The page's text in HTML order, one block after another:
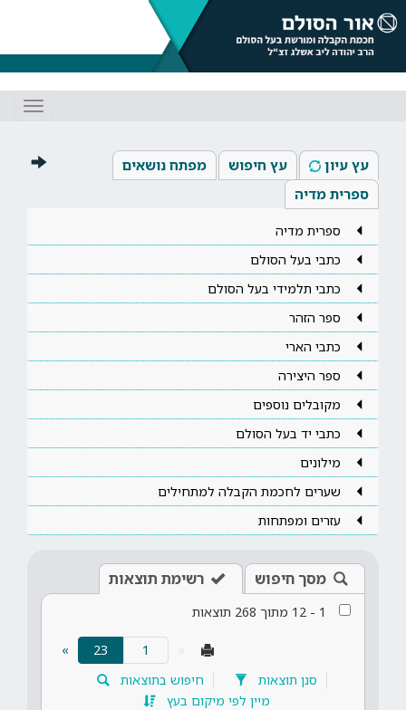
עץ עיון עץ חיפוש
מפתח נושאים
ספרית מדיה
ספרית מדיה
כתבי בעל הסולם
כתבי תלמידי בעל הסולם
ספר הזהר
כתבי הארי
ספר היצירה
מקובלים נוספים
כתבי יד בעל הסולם
מילונים
שערים לחכמת הקבלה למתחילים
עזרים ומפתחות
מסך חיפוש רשימת תוצאות
1
-
12 מתוך 268 תוצאות
23
»
סנן תוצאות
חיפוש בתוצאות
מיין לפי מיקום בעץ